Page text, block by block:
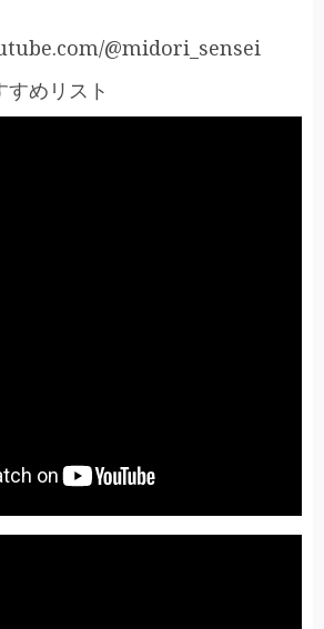
@midori_sensei
めリスト